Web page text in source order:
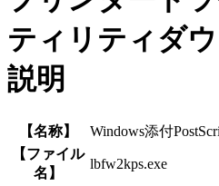
ティリティダ
説明
【名称】
Windows添付
【ファイル
名】
lbfw2kps.exe